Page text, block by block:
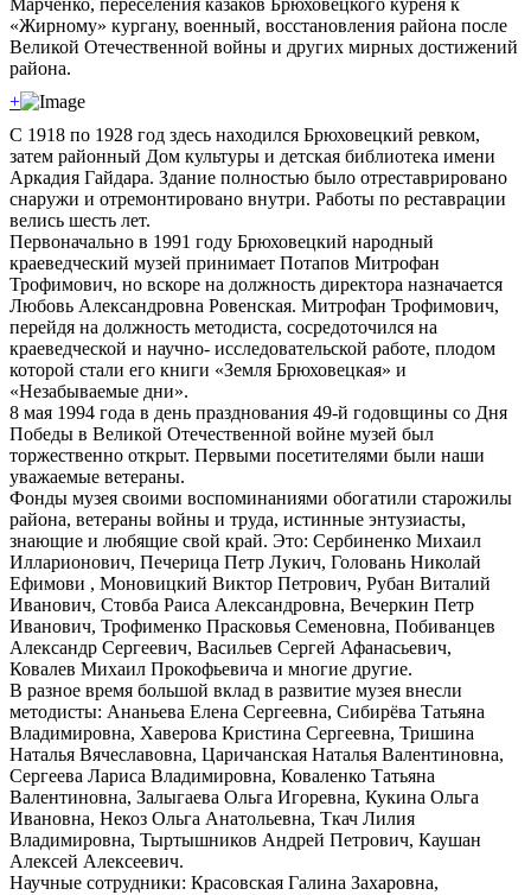
Марченко, переселения казаков Брюховецкого куреня к
«Жирному» кургану, военный, восстановления района после
Великой Отечественной войны и других мирных достижений
района.
+
С 1918 по 1928 год здесь находился Брюховецкий ревком,
затем районный Дом культуры и детская библиотека имени
Аркадия Гайдара. Здание полностью было отреставрировано
снаружи и отремонтировано внутри. Работы по реставрации
велись шесть лет.
Первоначально в 1991 году Брюховецкий народный
краеведческий музей принимает Потапов Митрофан
Трофимович, но вскоре на должность директора назначается
Любовь Александровна Ровенская. Митрофан Трофимович,
перейдя на должность методиста, сосредоточился на
краеведческой и научно- исследовательской работе, плодом
которой стали его книги «Земля Брюховецкая» и
«Незабываемые дни».
8 мая 1994 года в день празднования 49-й годовщины со Дня
Победы в Великой Отечественной войне музей был
торжественно открыт. Первыми посетителями были наши
уважаемые ветераны.
Фонды музея своими воспоминаниями обогатили старожилы
района, ветераны войны и труда, истинные энтузиасты,
знающие и любящие свой край. Это: Сербиненко Михаил
Илларионович, Печерица Петр Лукич, Головань Николай
Ефимови , Моновицкий Виктор Петрович, Рубан Виталий
Иванович, Стовба Раиса Александровна, Вечеркин Петр
Иванович, Трофименко Прасковья Семеновна, Побиванцев
Александр Сергеевич, Васильев Сергей Афанасьевич,
Ковалев Михаил Прокофьевича и многие другие.
В разное время большой вклад в развитие музея внесли
методисты: Ананьева Елена Сергеевна, Сибирёва Татьяна
Владимировна, Хаверова Кристина Сергеевна, Тришина
Наталья Вячеславовна, Царичанская Наталья Валентиновна,
Сергеева Лариса Владимировна, Коваленко Татьяна
Валентиновна, Залыгаева Ольга Игоревна, Кукина Ольга
Ивановна, Некоз Ольга Анатольевна, Ткач Лилия
Владимировна, Тыртышников Андрей Петрович, Каушан
Алексей Алексеевич.
Научные сотрудники: Красовская Галина Захаровна,